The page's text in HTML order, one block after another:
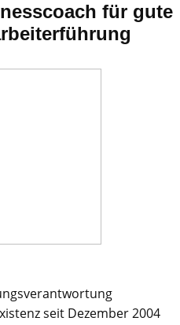
für gute
seit Dezember 2004